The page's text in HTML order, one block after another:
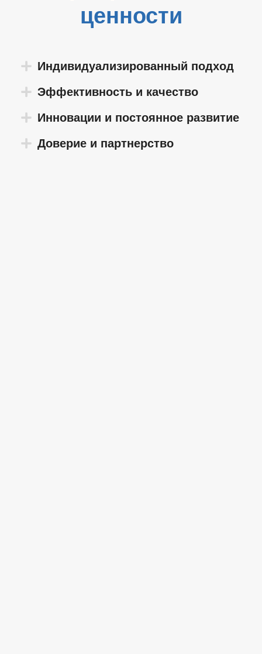
ценности
Индивидуализированный подход
Эффективность и качество
Инновации и постоянное развитие
Доверие и партнерство